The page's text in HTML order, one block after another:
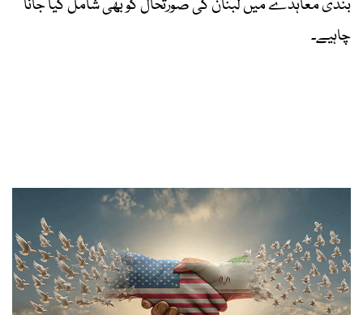
بندی معاہدے میں لبنان کی صورتحال کو بھی شامل کیا جانا
چاہیے۔